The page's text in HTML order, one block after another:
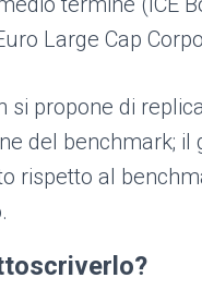
Large Cap
si propone di
del benchmark; il
rispetto al